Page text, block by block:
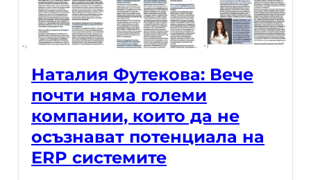
Наталия Футекова: Вече
почти няма големи
компании, които да не
осъзнават потенциала на
ERP системите